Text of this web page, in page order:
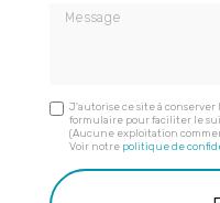
Message
J'autorise ce site à
formulaire pour faciliter le
(Aucune exploitation
Voir notre politique de